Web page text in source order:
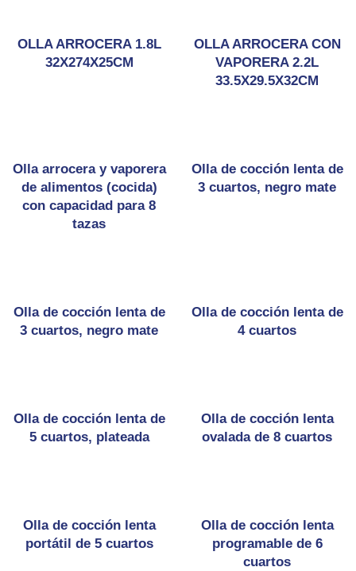
OLLA ARROCERA 1.8L
32X274X25CM
OLLA ARROCERA CON
VAPORERA 2.2L
33.5X29.5X32CM
Olla arrocera y vaporera
de alimentos (cocida)
con capacidad para 8
tazas
Olla de cocción lenta de
3 cuartos, negro mate
Olla de cocción lenta de
3 cuartos, negro mate
Olla de cocción lenta de
4 cuartos
Olla de cocción lenta de
5 cuartos, plateada
Olla de cocción lenta
ovalada de 8 cuartos
Olla de cocción lenta
portátil de 5 cuartos
Olla de cocción lenta
programable de 6
cuartos